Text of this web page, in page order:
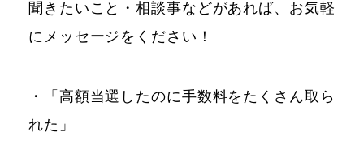
聞きたいこと・相談事などがあれば、お気軽
にメッセージをください！
・「高額当選したのに手数料をたくさん取ら
れた」